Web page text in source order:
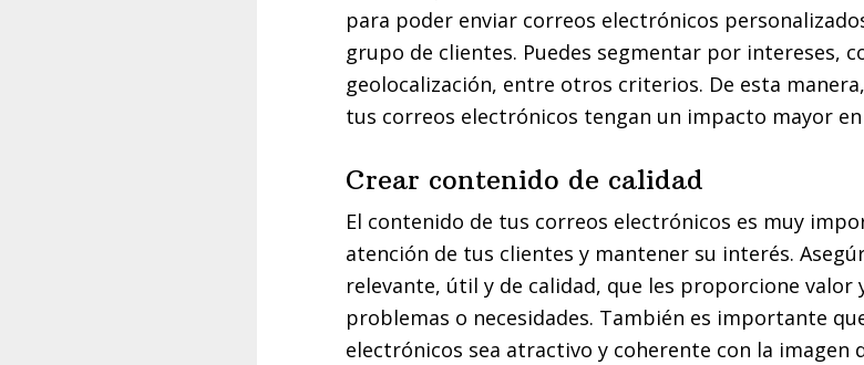
para poder enviar correos electrónicos
grupo de clientes. Puedes segmentar por intereses,
geolocalización, entre otros criterios. De esta
tus correos electrónicos tengan un impacto mayor
Crear contenido de calidad
El contenido de tus correos electrónicos es muy
atención de tus clientes y mantener su interés.
relevante, útil y de calidad, que les proporcione valor
problemas o necesidades. También es importante
electrónicos sea atractivo y coherente con la imagen